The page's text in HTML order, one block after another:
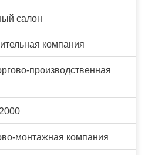
салон
компания
производственная
монтажная компания